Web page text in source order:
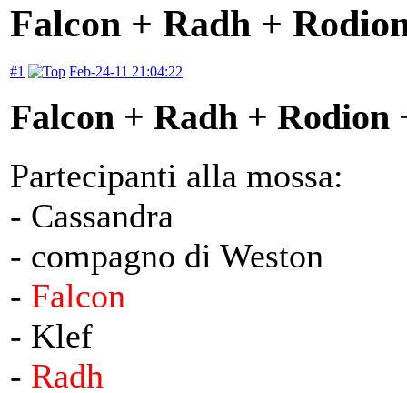
Falcon + Radh +
#1 Feb-24-11 21:04:22
Falcon + Radh + Rodion
Partecipanti alla mossa:
- Cassandra
- compagno di Weston
- Falcon
- Klef
- Radh